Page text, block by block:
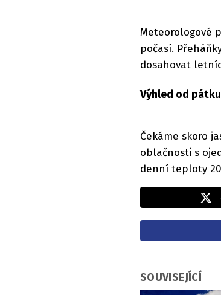
Meteorologové
počasí.
dosahovat
Výhled od
Čekáme skoro
oblačnosti s
denní teploty 20
SOUVISEJÍCÍ